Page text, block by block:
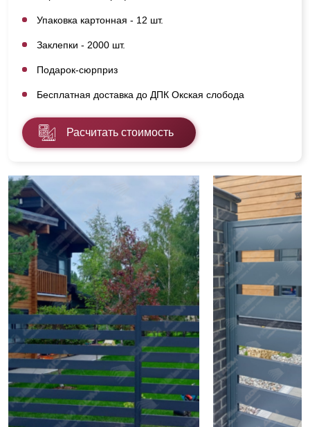
Упаковка картонная - 12 шт.
Заклепки - 2000 шт.
Подарок-сюрприз
Бесплатная доставка до ДПК Окская слобода
Расчитать стоимость